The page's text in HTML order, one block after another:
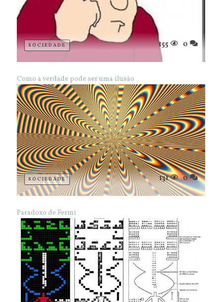
SOCIEDADE 155 0
Como a verdade pode ser uma ilusão
SOCIEDADE 131 0
Paradoxo de Fermi